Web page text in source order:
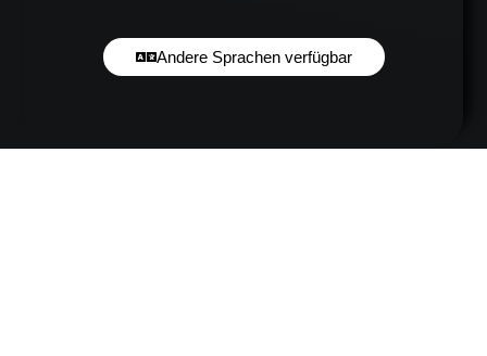
Andere Sprachen verfügbar